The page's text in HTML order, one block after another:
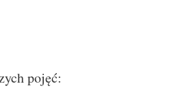
pojęć: